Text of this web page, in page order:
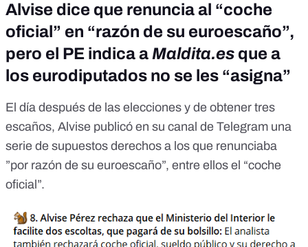
Alvise dice que renuncia al “coche
oficial” en “razón de su euroescaño”,
pero el PE indica aMaldita.es que a
los eurodiputados no se les “asigna”
El día después de las elecciones y de obtener tres
escaños, Alvise publicó en su canal de Telegram una
serie de supuestos derechos a los que renunciaba
”por razón de su euroescaño”, entre ellos el “coche
oficial”.